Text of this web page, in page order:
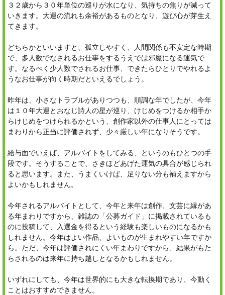
３２歳から３０年単位の巡りが水になり、気持ちの焦りが減って
いきます。大運の流れも余裕があるものとなり、遊び心が芽生え
てきます。
どちらかといいますと、孤立しやすく、人間関係も不安定な時期
で、多人数でなされるお仕事をするうえでは邪魔になる運気で
す。なるべく少人数でされるお仕事、できたらひとりでやれるよ
うなお仕事が向く時期だといえるでしょう。
昨年は、小さなトラブルがありつつも、順調な年でしたが、今年
は１０年大運とおなじ詩人の星が巡り、けじめをつけるか相手か
らけじめをつけられるかという、創作家以外の仕事人にとっては
まわりから正当に評価されず、少々厳しい年になりそうです。
給与面でいえば、アルバイトをしてみる、というのもひとつの手
段です。そうすることで、さきほどあげた運気の具合が感じられ
ると思います。また、うまくいけば、足りない分も補えますから
よいかもしれません。
今年されるアルバイトとして、今年と来年は創作、文芸に縁があ
る年まわりですから、雑誌の「公募ガイド」に掲載されているも
のに投稿して、入選金を得るという経験も楽しいものになるかも
しれません。今年はよい作品、よいものが生まれやすい年ですか
ら。ただ、今年は評価されにくい年まわりですから、結果がもた
らされるのは来年に持ち越しとなるかもしれません。
いずれにしても、今年は世界的にも大きな転換期であり、今動く
ことはおすすめできません。